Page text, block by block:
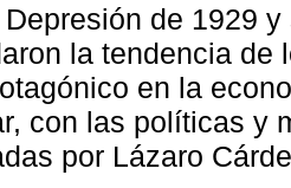
Depresión de 1929
la tendencia de
en la
con las políticas y
por Lázaro